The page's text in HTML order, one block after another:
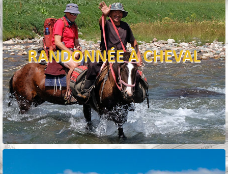
RANDONNÉE À CHEVAL